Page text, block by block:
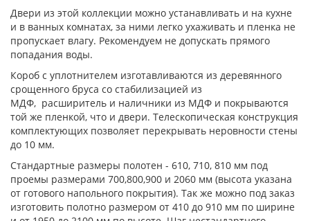
Двери из этой коллекции можно устанавливать и на кухне
и в ванных комнатах, за ними легко ухаживать и пленка не
пропускает влагу. Рекомендуем не допускать прямого
попадания воды.
Короб с уплотнителем изготавливаются из деревянного
срощенного бруса со стабилизацией из
МДФ, расширитель и наличники из МДФ и покрываются
той же пленкой, что и двери. Телескопическая конструкция
комплектующих позволяет перекрывать неровности стены
до 10 мм.
Стандартные размеры полотен - 610, 710, 810 мм под
проемы размерами 700,800,900 и 2060 мм (высота указана
от готового напольного покрытия). Так же можно под заказ
изготовить полотно размером от 410 до 910 мм по ширине